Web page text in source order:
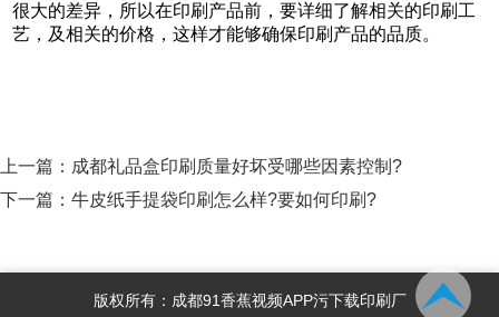
很大的差异，所以在印刷产品前，要详细了解相关的印刷工
艺，及相关的价格，这样才能够确保印刷产品的品质。
上一篇： 成都礼品盒印刷质量好坏受哪些因素控制?
下一篇： 牛皮纸手提袋印刷怎么样?要如何印刷?
版权所有：成都91香蕉视频APP污下载印刷厂